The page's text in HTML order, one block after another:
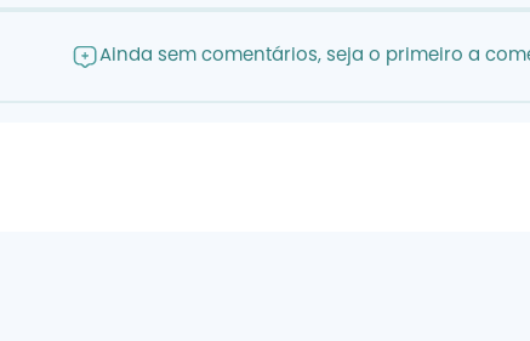
Ainda sem comentários, seja o primeiro a